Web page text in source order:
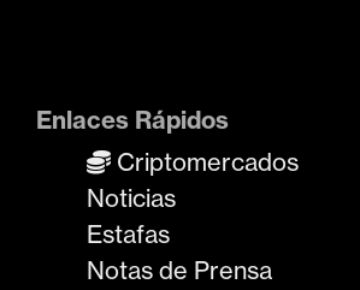
Enlaces Rápidos
Criptomercados
Noticias
Estafas
Notas de Prensa